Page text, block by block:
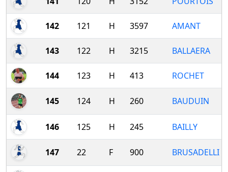
142 121 H 3597 AMANT
143 122 H 3215 BALLAERA
144 123 H 413 ROCHET
145 124 H 260 BAUDUIN
146 125 H 245 BAILLY
147 22 F 900 BRUSADELLI